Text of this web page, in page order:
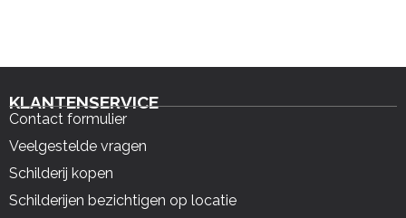
KLANTENSERVICE
Contact formulier
Veelgestelde vragen
Schilderij kopen
Schilderijen bezichtigen op locatie